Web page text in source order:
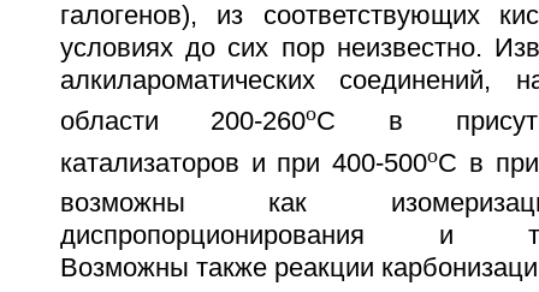
галогенов), из соответствующих
условиях до сих пор неизвестно.
алкилароматических соединений,
области 200-260оС в
катализаторов и при 400-500оС в
возможны как
диспропорционирования и
Возможны также реакции